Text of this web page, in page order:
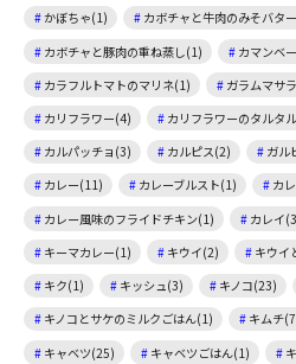
かぼちゃ(1)
カボチャと牛肉のみそバタ
カボチャと豚肉の重ね蒸し(1)
カマンベ
カラフルトマトのマリネ(1)
ガラムマサ
カリフラワー(4)
カリフラワーのタルタ
カルパッチョ(3)
カルピス(2) ガル
カレー(11)
カレーブルスト(1) カ
カレー風味のフライドチキン(1)
カレイ
キーマカレー(1)
キウイ(2)
キウイ
キク(1)
キッシュ(3) キノコ(23)
キノコとサケのミルクごはん(1)
キムチ
キャベツ(25)
キャベツごはん(1)